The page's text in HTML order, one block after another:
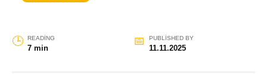
READING
7 min
PUBLISHED BY
11.11.2025